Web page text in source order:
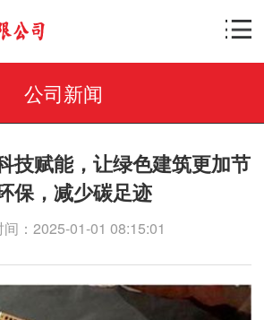
公司新闻
技赋能，让绿色建筑更加节
保，减少碳足迹
：2025-01-01 08:15:01